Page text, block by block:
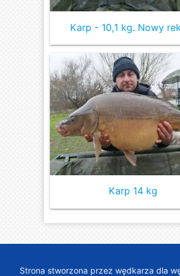
Karp - 10,1 kg. Nowy
Karp 14 kg
Strona stworzona przez wędkarza dla